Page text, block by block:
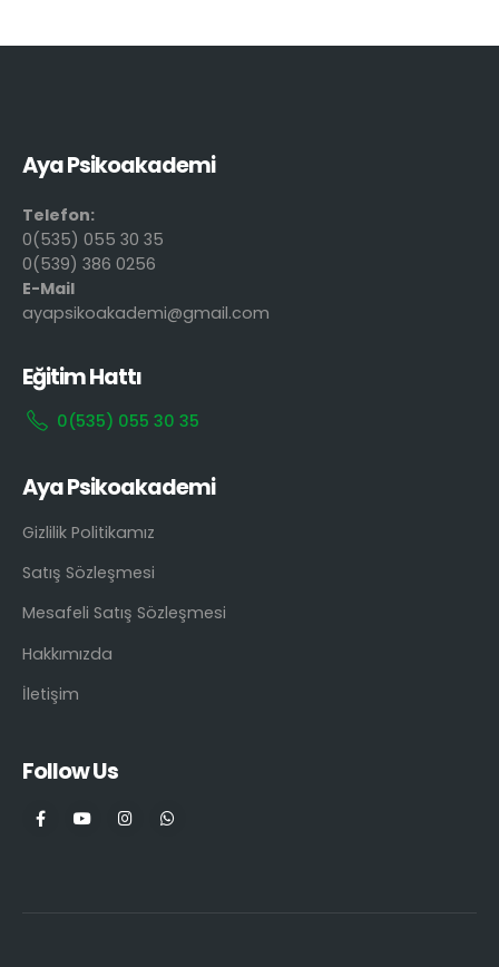
Aya Psikoakademi
Telefon:
0(535) 055 30 35
0(539) 386 0256
E-Mail
ayapsikoakademi@gmail.com
Eğitim Hattı
0(535) 055 30 35
Aya Psikoakademi
Gizlilik Politikamız
Satış Sözleşmesi
Mesafeli Satış Sözleşmesi
Hakkımızda
İletişim
Follow Us